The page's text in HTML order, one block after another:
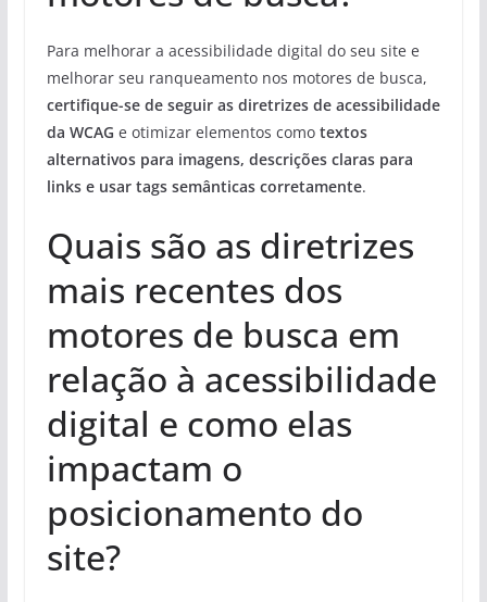
Para melhorar a acessibilidade digital do seu site e
melhorar seu ranqueamento nos motores de busca,
certifique-se de seguir as diretrizes de acessibilidade
da WCAG e otimizar elementos como textos
alternativos para imagens, descrições claras para
links e usar tags semânticas corretamente.
Quais são as diretrizes
mais recentes dos
motores de busca em
relação à acessibilidade
digital e como elas
impactam o
posicionamento do
site?